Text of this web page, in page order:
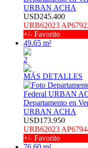
URBAN ACHA
USD245.400
URB62023
+/- Favorito
49.65 m²
2
MÁS DETALLES
Departamento en
URBAN ACHA
USD173.950
URB62023
+/- Favorito